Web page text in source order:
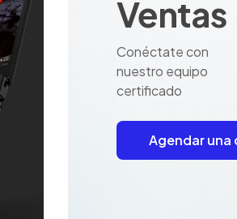
Ventas
Conéctate con
nuestro equipo
certificado
Agendar una